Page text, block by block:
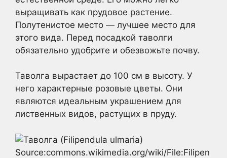
выращивать как прудовое растение.
Полутенистое место — лучшее место для
этого вида. Перед посадкой таволги
обязательно удобрите и обезвожьте почву.
Таволга вырастает до 100 см в высоту. У
него характерные розовые цветы. Они
являются идеальным украшением для
лиственных видов, растущих в пруду.
Source:commons.wikimedia.org/wiki/File:Filipen